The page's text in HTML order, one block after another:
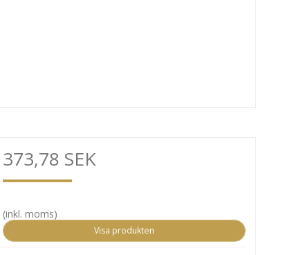
373,78 SEK
(inkl. moms)
Visa produkten